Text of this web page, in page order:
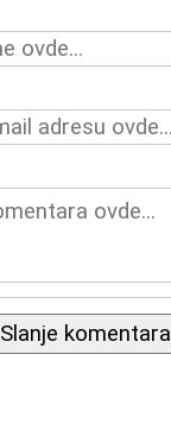
Slanje komentara